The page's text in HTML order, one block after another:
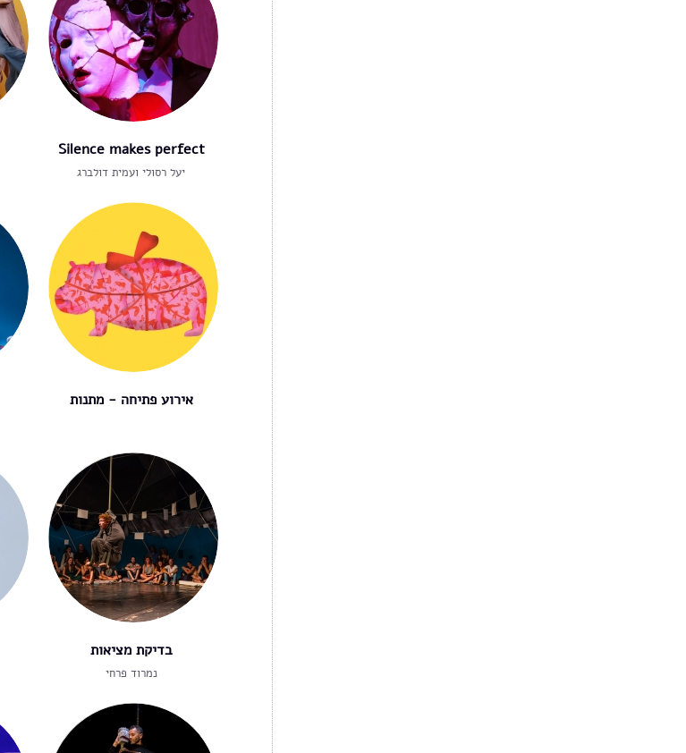
Silence makes perfect
יעל רסולי ועמית דולברג
אירוע פתיחה - מתנות
בדיקת מציאות
נמרוד פרחי